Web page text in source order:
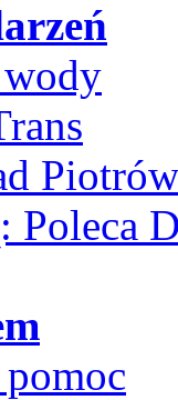
Poleca